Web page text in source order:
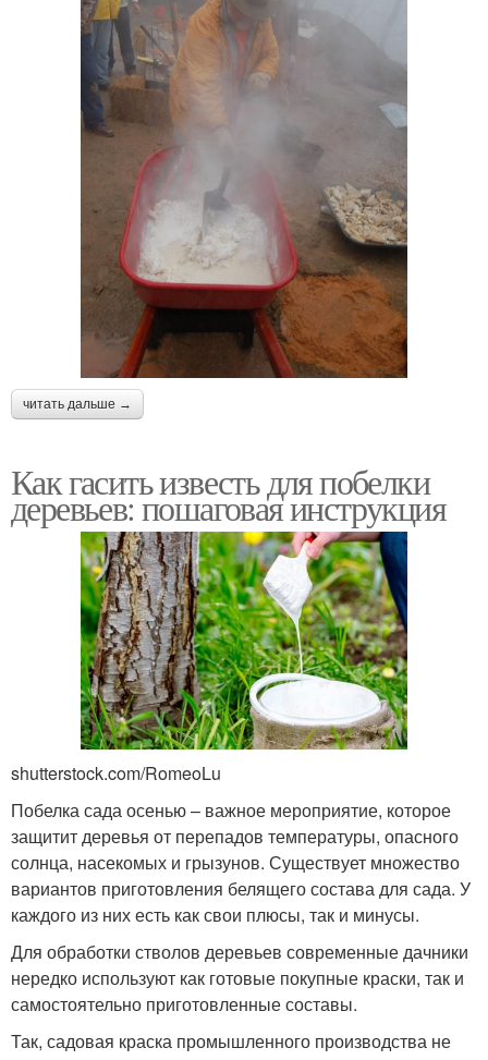
читать дальше →
Как гасить известь для побелки
деревьев: пошаговая инструкция
shutterstock.com/RomeoLu
Побелка сада осенью – важное мероприятие, которое
защитит деревья от перепадов температуры, опасного
солнца, насекомых и грызунов. Существует множество
вариантов приготовления белящего состава для сада. У
каждого из них есть как свои плюсы, так и минусы.
Для обработки стволов деревьев современные дачники
нередко используют как готовые покупные краски, так и
самостоятельно приготовленные составы.
Так, садовая краска промышленного производства не